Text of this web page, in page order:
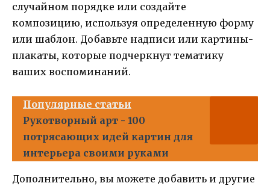
случайном порядке или создайте
композицию, используя определенную форму
или шаблон. Добавьте надписи или картины-
плакаты, которые подчеркнут тематику
ваших воспоминаний.
Популярные статьи
Рукотворный арт - 100
потрясающих идей картин для
интерьера своими руками
Дополнительно, вы можете добавить и другие